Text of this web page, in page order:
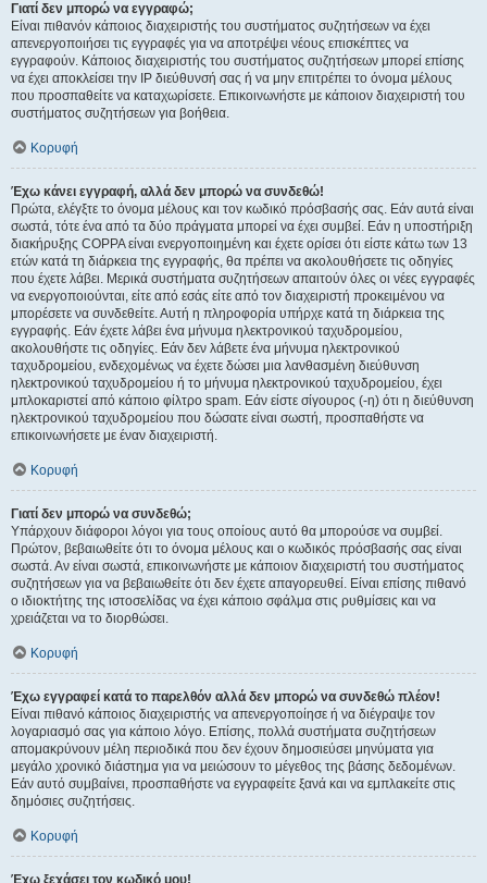
Γιατί δεν μπορώ να εγγραφώ;
Είναι πιθανόν κάποιος διαχειριστής του συστήματος συζητήσεων να έχει
απενεργοποιήσει τις εγγραφές για να αποτρέψει νέους επισκέπτες να
εγγραφούν. Κάποιος διαχειριστής του συστήματος συζητήσεων μπορεί επίσης
να έχει αποκλείσει την IP διεύθυνσή σας ή να μην επιτρέπει το όνομα μέλους
που προσπαθείτε να καταχωρίσετε. Επικοινωνήστε με κάποιον διαχειριστή του
συστήματος συζητήσεων για βοήθεια.
Κορυφή
Έχω κάνει εγγραφή, αλλά δεν μπορώ να συνδεθώ!
Πρώτα, ελέγξτε το όνομα μέλους και τον κωδικό πρόσβασής σας. Εάν αυτά είναι
σωστά, τότε ένα από τα δύο πράγματα μπορεί να έχει συμβεί. Εάν η υποστήριξη
διακήρυξης COPPA είναι ενεργοποιημένη και έχετε ορίσει ότι είστε κάτω των 13
ετών κατά τη διάρκεια της εγγραφής, θα πρέπει να ακολουθήσετε τις οδηγίες
που έχετε λάβει. Μερικά συστήματα συζητήσεων απαιτούν όλες οι νέες εγγραφές
να ενεργοποιούνται, είτε από εσάς είτε από τον διαχειριστή προκειμένου να
μπορέσετε να συνδεθείτε. Αυτή η πληροφορία υπήρχε κατά τη διάρκεια της
εγγραφής. Εάν έχετε λάβει ένα μήνυμα ηλεκτρονικού ταχυδρομείου,
ακολουθήστε τις οδηγίες. Εάν δεν λάβετε ένα μήνυμα ηλεκτρονικού
ταχυδρομείου, ενδεχομένως να έχετε δώσει μια λανθασμένη διεύθυνση
ηλεκτρονικού ταχυδρομείου ή το μήνυμα ηλεκτρονικού ταχυδρομείου, έχει
μπλοκαριστεί από κάποιο φίλτρο spam. Εάν είστε σίγουρος (-η) ότι η διεύθυνση
ηλεκτρονικού ταχυδρομείου που δώσατε είναι σωστή, προσπαθήστε να
επικοινωνήσετε με έναν διαχειριστή.
Κορυφή
Γιατί δεν μπορώ να συνδεθώ;
Υπάρχουν διάφοροι λόγοι για τους οποίους αυτό θα μπορούσε να συμβεί.
Πρώτον, βεβαιωθείτε ότι το όνομα μέλους και ο κωδικός πρόσβασής σας είναι
σωστά. Αν είναι σωστά, επικοινωνήστε με κάποιον διαχειριστή του συστήματος
συζητήσεων για να βεβαιωθείτε ότι δεν έχετε απαγορευθεί. Είναι επίσης πιθανό
ο ιδιοκτήτης της ιστοσελίδας να έχει κάποιο σφάλμα στις ρυθμίσεις και να
χρειάζεται να το διορθώσει.
Κορυφή
Έχω εγγραφεί κατά το παρελθόν αλλά δεν μπορώ να συνδεθώ πλέον!
Είναι πιθανό κάποιος διαχειριστής να απενεργοποίησε ή να διέγραψε τον
λογαριασμό σας για κάποιο λόγο. Επίσης, πολλά συστήματα συζητήσεων
απομακρύνουν μέλη περιοδικά που δεν έχουν δημοσιεύσει μηνύματα για
μεγάλο χρονικό διάστημα για να μειώσουν το μέγεθος της βάσης δεδομένων.
Εάν αυτό συμβαίνει, προσπαθήστε να εγγραφείτε ξανά και να εμπλακείτε στις
δημόσιες συζητήσεις.
Κορυφή
Έχω ξεχάσει τον κωδικό μου!